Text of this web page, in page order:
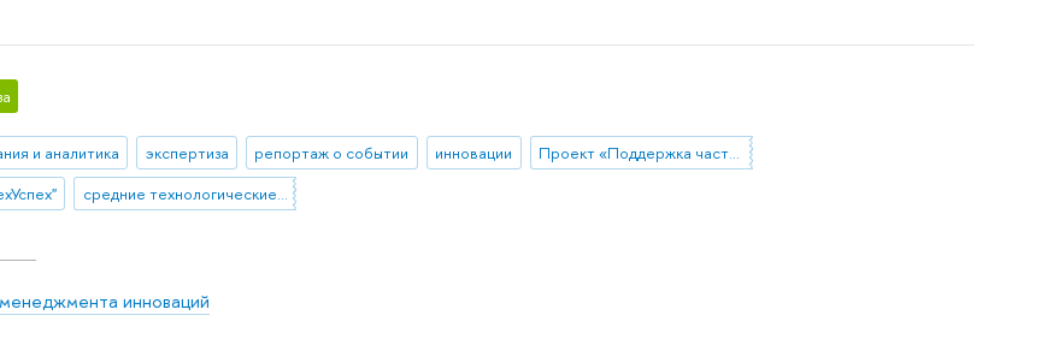
и аналитика экспертиза репортаж о событии инновации
Проект «Поддержка частных высокотехнологических компаний-лидеров»
средние технологические компании
инноваций